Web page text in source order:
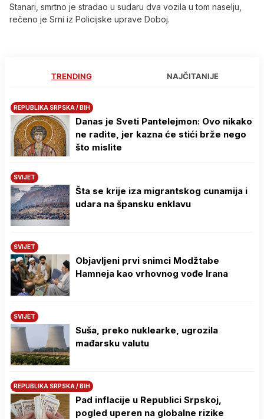
Stanari, smrtno je stradao u sudaru dva vozila u tom naselju,
rečeno je Srni iz Policijske uprave Doboj.
TRENDING NAJČITANIJE
REPUBLIKA SRPSKA / BIH
Danas je Sveti Pantelejmon: Ovo nikako
ne radite, jer kazna će stići brže nego
što mislite
SVIJET
Šta se krije iza migrantskog cunamija i
udara na špansku enklavu
SVIJET
Objavljeni prvi snimci Modžtabe
Hamneja kao vrhovnog vođe Irana
SVIJET
Suša, preko nuklearke, ugrozila
mađarsku valutu
REPUBLIKA SRPSKA / BIH
Pad inflacije u Republici Srpskoj,
pogled uperen na globalne rizike